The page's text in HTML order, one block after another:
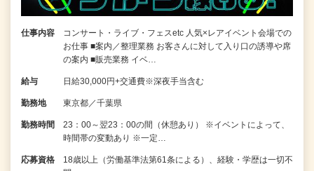
仕事内容
コンサート・ライブ・フェスetc 人気×レアイベント会場での
お仕事 ■案内／整理業務 お客さんに対して入り口の誘導や席
の案内 ■販売業務 イベ…
給与 日給30,000円+交通費※深夜手当含む
勤務地 東京都／千葉県
勤務時間
23：00～翌23：00の間（休憩あり） ※イベントによって、
時間帯の変動あり ※一定…
応募資格
18歳以上（労働基準法第61条による）、経験・学歴は一切不